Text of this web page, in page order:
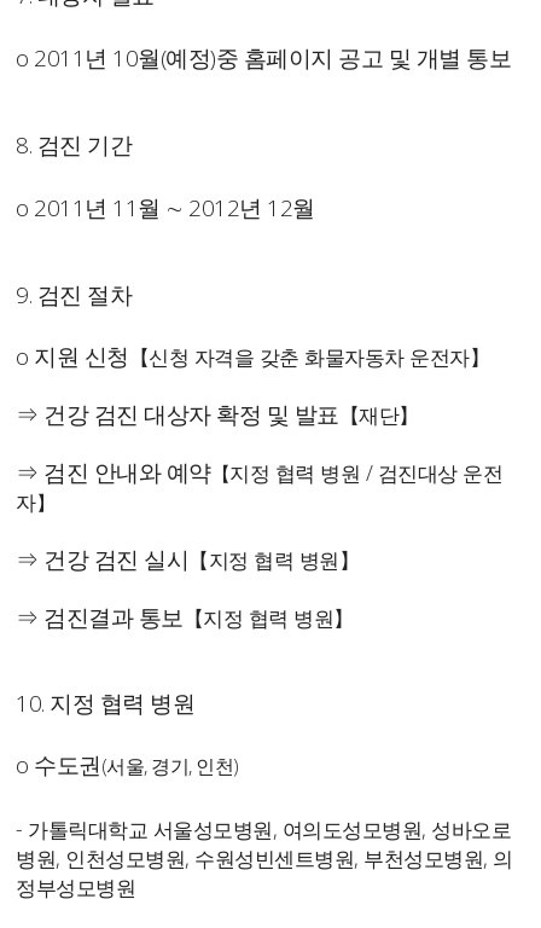
o 2011년 10월(예정)중 홈페이지 공고 및 개별 통보
8. 검진 기간
o 2011년 11월 ∼ 2012년 12월
9. 검진 절차
o 지원 신청 【신청 자격을 갖춘 화물자동차 운전자】
⇒ 건강 검진 대상자 확정 및 발표 【재단】
⇒ 검진 안내와 예약【지정 협력 병원 / 검진대상 운전
자】
⇒ 건강 검진 실시 【지정 협력 병원】
⇒ 검진결과 통보 【지정 협력 병원】
10. 지정 협력 병원
o 수도권(서울, 경기, 인천)
- 가톨릭대학교 서울성모병원, 여의도성모병원, 성바오로
병원, 인천성모병원, 수원성빈센트병원, 부천성모병원, 의
정부성모병원